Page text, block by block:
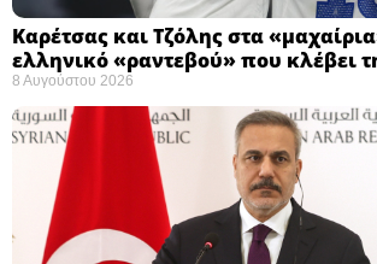
Καρέτσας και Τζόλης στα
ελληνικό «ραντεβού» που κλέβει
8 Αυγούστου 2026